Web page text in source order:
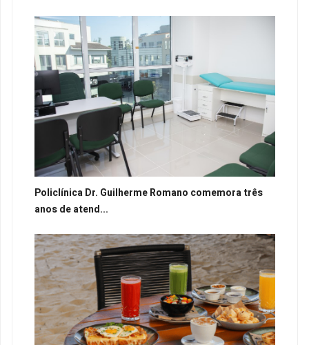
Policlínica Dr. Guilherme Romano comemora três
anos de atend...